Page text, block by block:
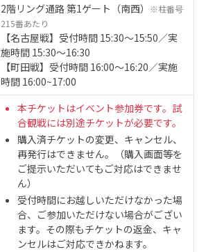
2階リング通路 第1ゲート（南西）
※柱番号
215番あたり
【名古屋戦】受付時間 15:30～15:50／実
施時間 15:30～16:30
【町田戦】受付時間 16:00～16:20／実施
時間 16:00~17:00
本チケットはイベント参加券です。試
合観戦には別途チケットが必要です。
購入済チケットの変更、キャンセル、
再発行はできません。（購入画面等を
ご提示いただいてもご対応はできませ
ん）
受付時間にお越しいただけなかった場
合、ご参加いただけない場合がござい
ます。その際もチケットの返金、キャ
ンセルはご対応できかねます。